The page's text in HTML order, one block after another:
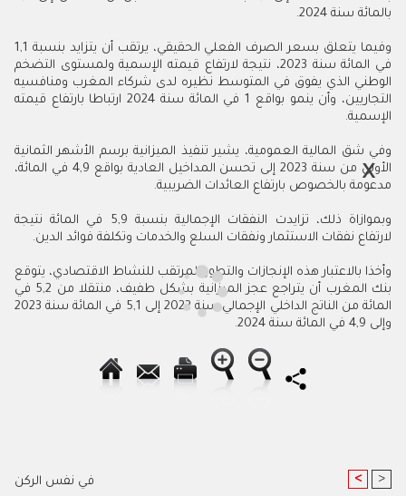
بالمائة سنة 2024.
وفيما يتعلق بسعر الصرف الفعلي الحقيقي، يرتقب أن يتزايد بنسبة 1,1
في المائة سنة 2023، نتيجة لارتفاع قيمته الإسمية ولمستوى التضخم
الوطني الذي يفوق في المتوسط نظيره لدى شركاء المغرب ومنافسيه
التجاريين، وأن ينمو بواقع 1 في المائة سنة 2024 ارتباطا بارتفاع قيمته
الإسمية.
وفي شق المالية العمومية، يشير تنفيذ الميزانية برسم الأشهر الثمانية
الأولى من سنة 2023 إلى تحسن المداخيل العادية بواقع 4,9 في المائة،
مدعومة بالخصوص بارتفاع العائدات الضريبية.
وبموازاة ذلك، تزايدت النفقات الإجمالية بنسبة 5,9 في المائة نتيجة
لارتفاع نفقات الاستثمار ونفقات السلع والخدمات وتكلفة فوائد الدين.
وأخذا بالاعتبار هذه الإنجازات والتطور المرتقب للنشاط الاقتصادي، يتوقع
بنك المغرب أن يتراجع عجز الميزانية بشكل طفيف، منتقلا من 5,2 في
المائة من الناتج الداخلي الإجمالي سنة 2022 إلى 5,1 في المائة سنة 2023
وإلى 4,9 في المائة سنة 2024.
في نفس الركن < >